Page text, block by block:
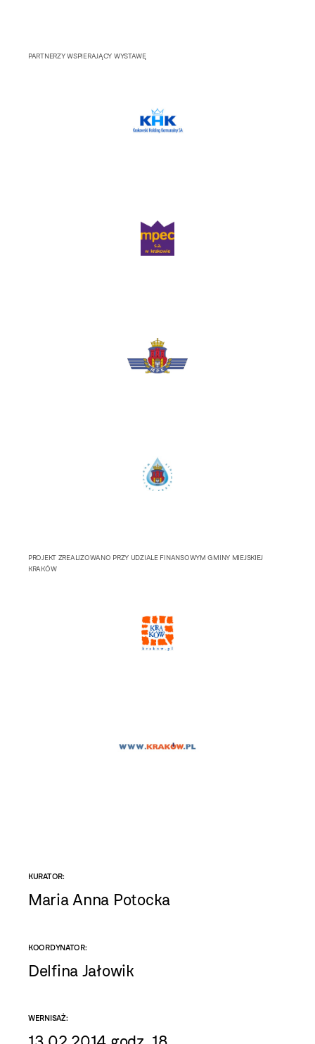
PARTNERZY WSPIERAJĄCY WYSTAWĘ
PROJEKT ZREALIZOWANO PRZY UDZIALE FINANSOWYM GMINY MIEJSKIEJ
KRAKÓW
KURATOR:
Maria Anna Potocka
KOORDYNATOR:
Delfina Jałowik
WERNISAŻ: